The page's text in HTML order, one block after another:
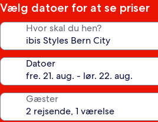
Vælg datoer for at se priser
Hvor skal du hen?
Datoer
Gæster